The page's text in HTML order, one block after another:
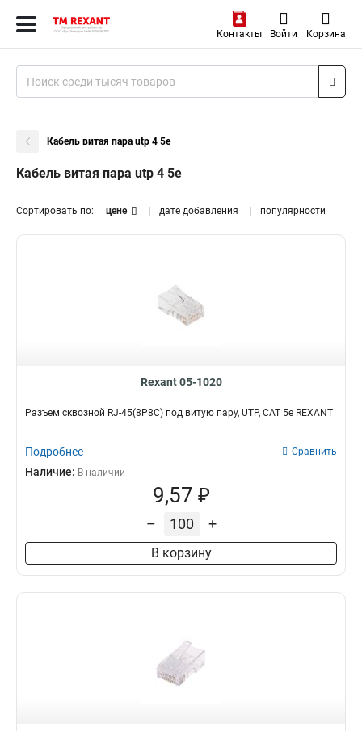
Контакты Войти Корзина
Кабель витая пара utp 4 5e
Кабель витая пара utp 4 5e
Сортировать по: цене дате добавления популярности
Rexant 05-1020
Разъем cквозной RJ-45(8P8C) под витую пару, UTP, CAT 5e REXANT
Подробнее Сравнить
Наличие: В наличии
9,57 ₽
– +
В корзину